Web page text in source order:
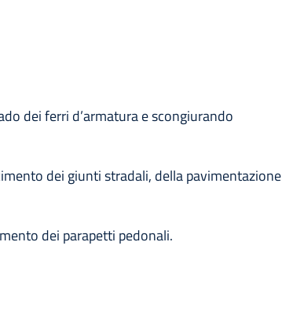
dei ferri d’armatura e scongiurando
dei giunti stradali, della pavimentazione
dei parapetti pedonali.